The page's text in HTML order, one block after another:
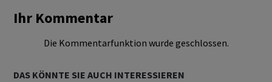
Ihr Kommentar
Die Kommentarfunktion wurde geschlossen.
DAS KÖNNTE SIE AUCH INTERESSIEREN